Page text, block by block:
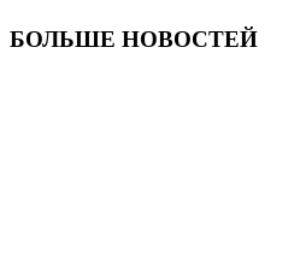
БОЛЬШЕ НОВОСТЕЙ